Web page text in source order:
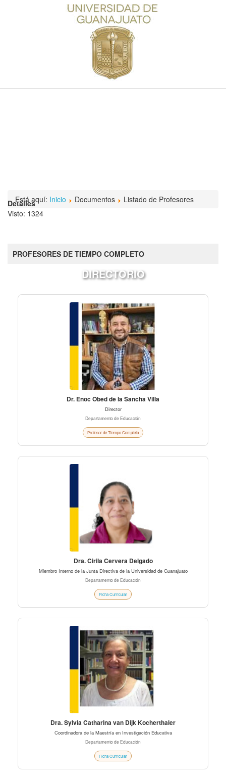
Está aquí: Inicio Documentos Listado de Profesores
Detalles
Visto: 1324
PROFESORES DE TIEMPO COMPLETO
DIRECTORIO
Dr. Enoc Obed de la Sancha Villa
Director
Departamento de Educación
Profesor de Tiempo Completo
Dra. Cirila Cervera Delgado
Miembro Interno de la Junta Directiva de la Universidad de Guanajuato
Departamento de Educación
Ficha Curricular
Dra. Sylvia Catharina van Dijk Kocherthaler
Coordinadora de la Maestría en Investigación Educativa
Departamento de Educación
Ficha Curricular